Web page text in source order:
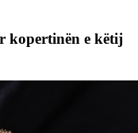
kopertinën e këtij